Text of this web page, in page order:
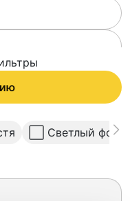
⬜️ Светлый фон